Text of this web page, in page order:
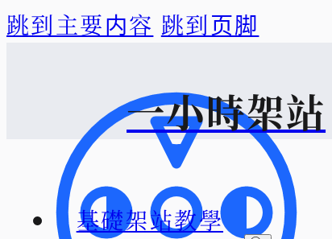
跳到主要内容 跳到页脚
一小時架站
基礎架站教學